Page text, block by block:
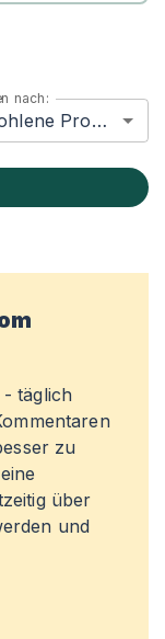
nach:
Empfohlene Produkte
- täglich
zu
über
und